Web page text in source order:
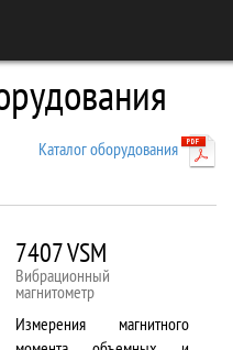
Каталог оборудования
7407 VSM
Вибрационный
магнитометр
Измерения магнитного